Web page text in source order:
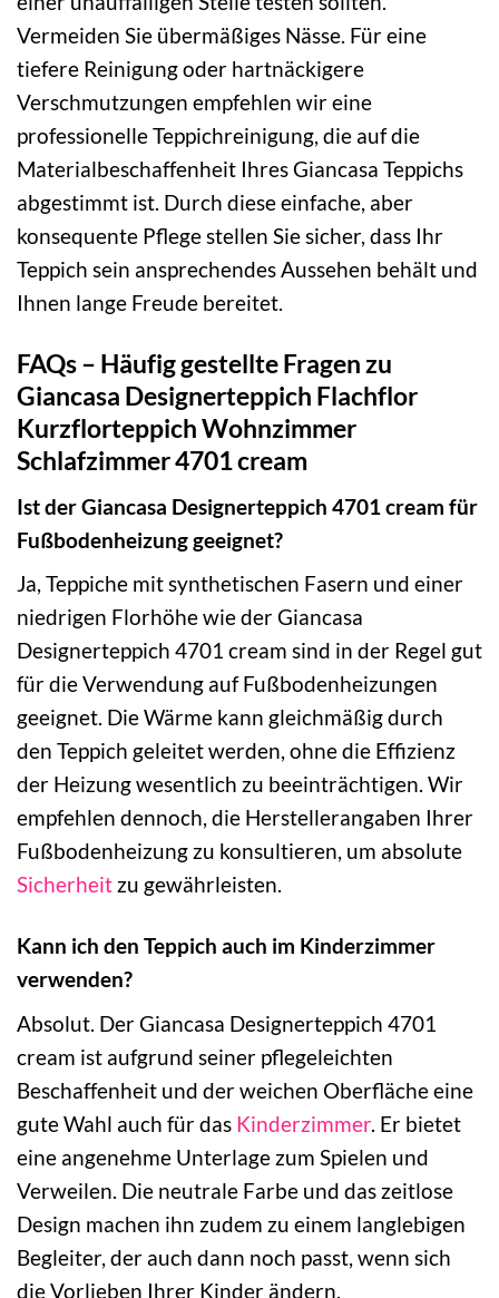
Vermeiden Sie übermäßiges Nässe. Für eine
tiefere Reinigung oder hartnäckigere
Verschmutzungen empfehlen wir eine
professionelle Teppichreinigung, die auf die
Materialbeschaffenheit Ihres Giancasa Teppichs
abgestimmt ist. Durch diese einfache, aber
konsequente Pflege stellen Sie sicher, dass Ihr
Teppich sein ansprechendes Aussehen behält und
Ihnen lange Freude bereitet.
FAQs – Häufig gestellte Fragen zu
Giancasa Designerteppich Flachflor
Kurzflorteppich Wohnzimmer
Schlafzimmer 4701 cream
Ist der Giancasa Designerteppich 4701 cream für
Fußbodenheizung geeignet?
Ja, Teppiche mit synthetischen Fasern und einer
niedrigen Florhöhe wie der Giancasa
Designerteppich 4701 cream sind in der Regel gut
für die Verwendung auf Fußbodenheizungen
geeignet. Die Wärme kann gleichmäßig durch
den Teppich geleitet werden, ohne die Effizienz
der Heizung wesentlich zu beeinträchtigen. Wir
empfehlen dennoch, die Herstellerangaben Ihrer
Fußbodenheizung zu konsultieren, um absolute
Sicherheit zu gewährleisten.
Kann ich den Teppich auch im Kinderzimmer
verwenden?
Absolut. Der Giancasa Designerteppich 4701
cream ist aufgrund seiner pflegeleichten
Beschaffenheit und der weichen Oberfläche eine
gute Wahl auch für das Kinderzimmer. Er bietet
eine angenehme Unterlage zum Spielen und
Verweilen. Die neutrale Farbe und das zeitlose
Design machen ihn zudem zu einem langlebigen
Begleiter, der auch dann noch passt, wenn sich
die Vorlieben Ihrer Kinder ändern.